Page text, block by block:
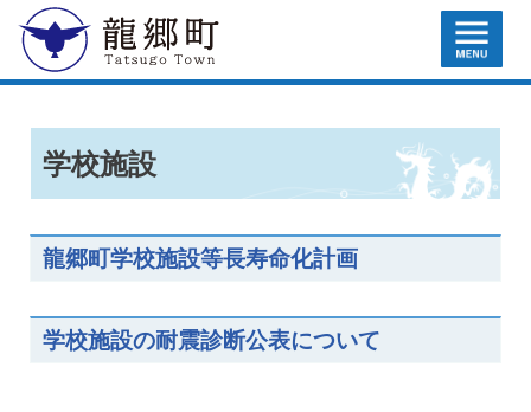
龍郷町 MENU
学校施設
龍郷町学校施設等長寿命化計画
学校施設の耐震診断公表について